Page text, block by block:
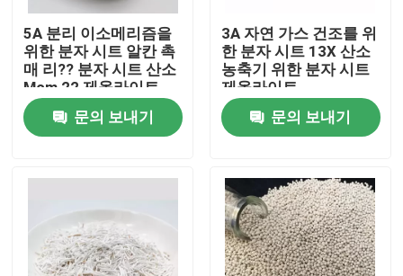
5A 분리 이소메리즘을
위한 분자 시트 알칸 촉
매 리?? 분자 시트 산소
Mcm 22 제올라이트
문의 보내기
3A 자연 가스 건조를 위
한 분자 시트 13X 산소
농축기 위한 분자 시트
제올라이트
문의 보내기